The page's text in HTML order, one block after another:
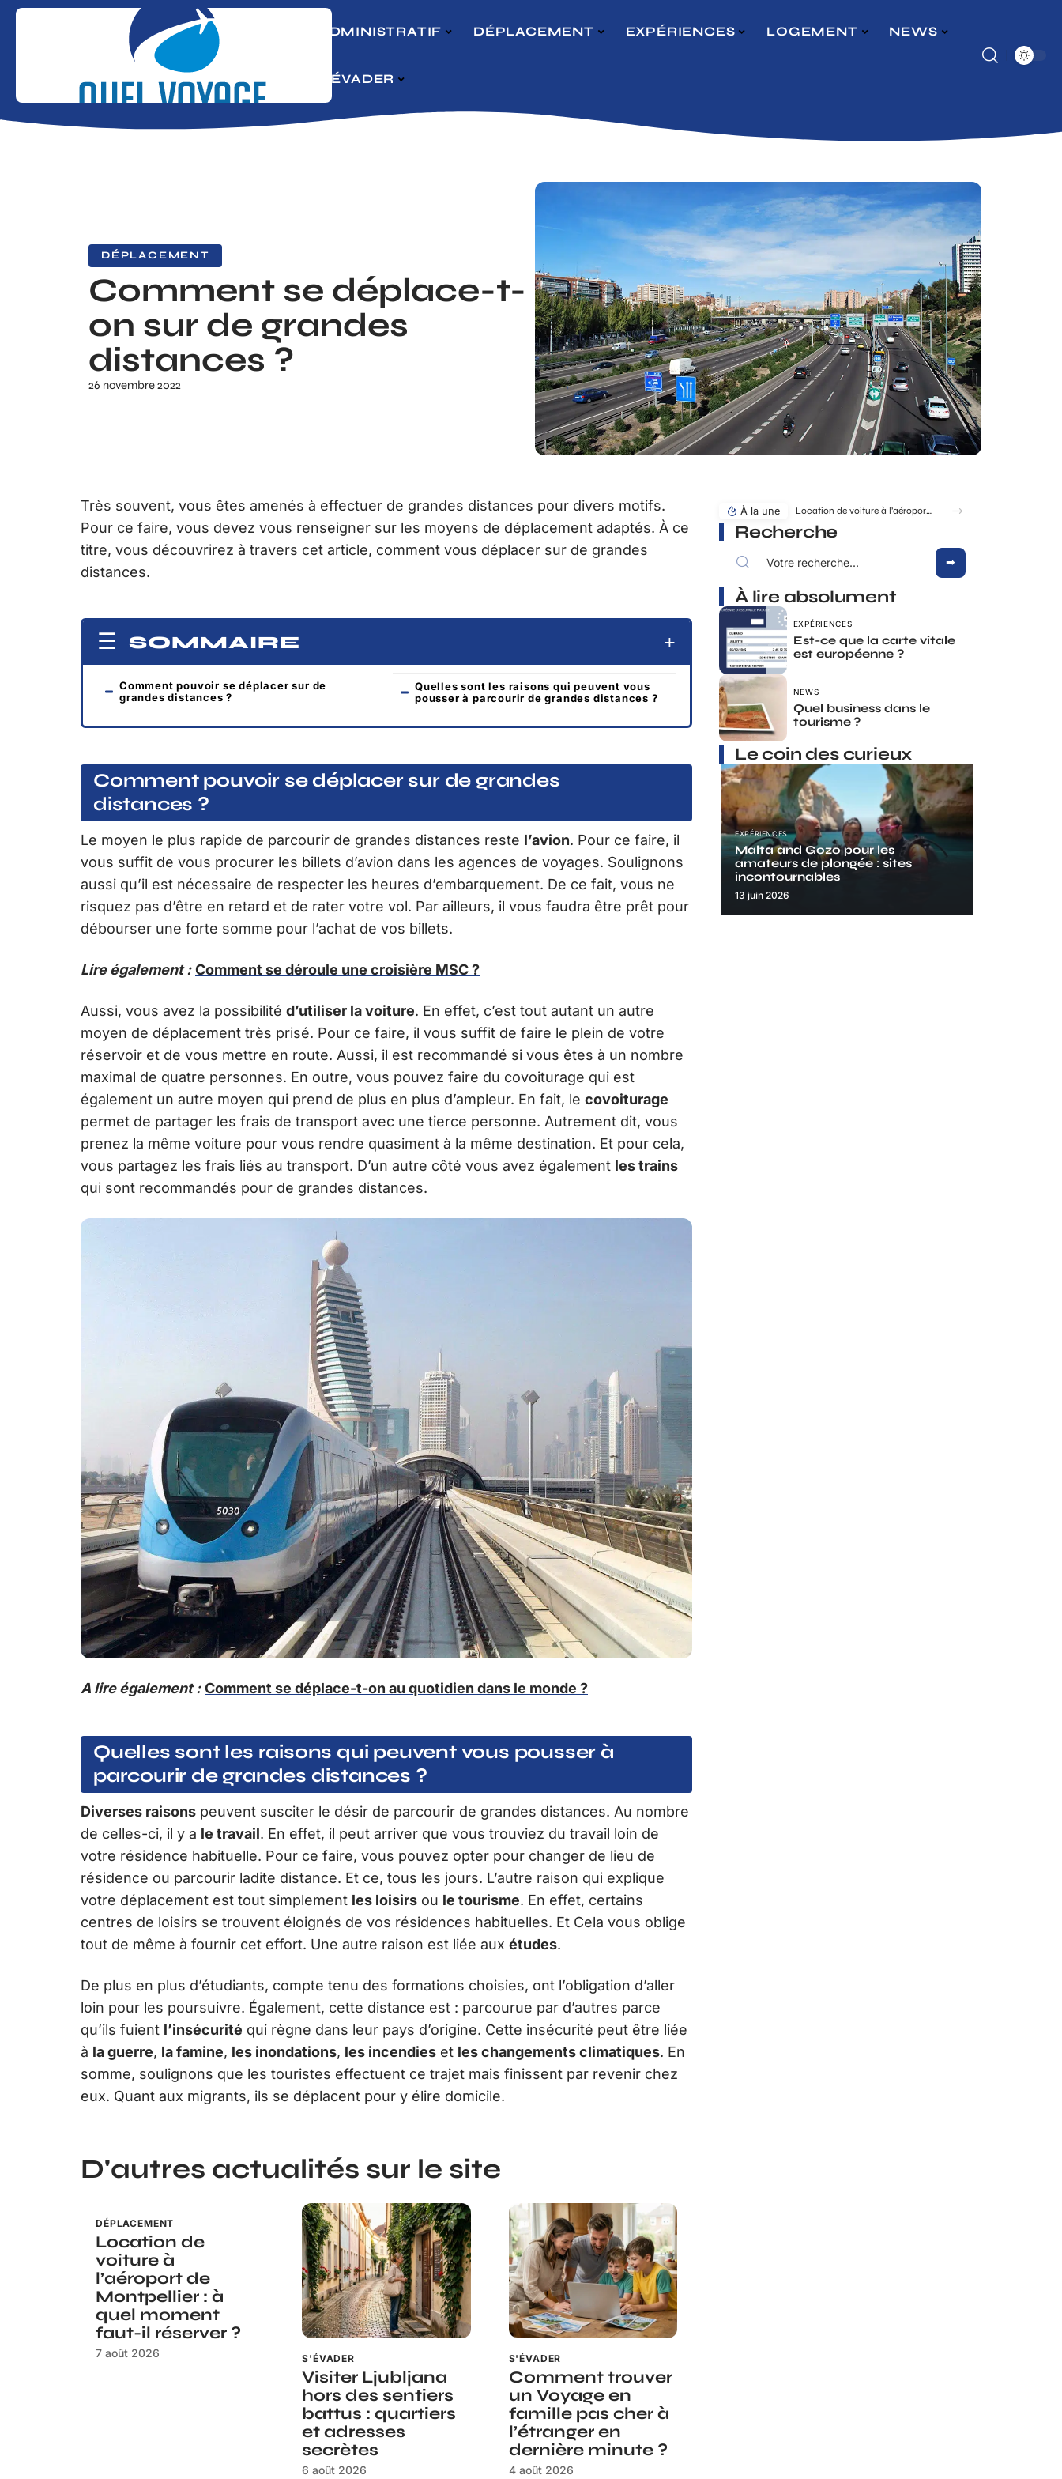
ADMINISTRATIF DÉPLACEMENT EXPÉRIENCES LOGEMENT NEWS
S’ÉVADER
DÉPLACEMENT
Comment se déplace-t-
on sur de grandes
distances ?
26 novembre 2022
Très souvent, vous êtes amenés à effectuer de grandes distances pour divers motifs.
Pour ce faire, vous devez vous renseigner sur les moyens de déplacement adaptés. À ce
titre, vous découvrirez à travers cet article, comment vous déplacer sur de grandes
distances.
SOMMAIRE
Comment pouvoir se déplacer sur de
grandes distances ?
Quelles sont les raisons qui peuvent vous
pousser à parcourir de grandes distances ?
Comment pouvoir se déplacer sur de grandes
distances ?
Le moyen le plus rapide de parcourir de grandes distances reste l’avion. Pour ce faire, il
vous suffit de vous procurer les billets d’avion dans les agences de voyages. Soulignons
aussi qu’il est nécessaire de respecter les heures d’embarquement. De ce fait, vous ne
risquez pas d’être en retard et de rater votre vol. Par ailleurs, il vous faudra être prêt pour
débourser une forte somme pour l’achat de vos billets.
Lire également : Comment se déroule une croisière MSC ?
Aussi, vous avez la possibilité d’utiliser la voiture. En effet, c’est tout autant un autre
moyen de déplacement très prisé. Pour ce faire, il vous suffit de faire le plein de votre
réservoir et de vous mettre en route. Aussi, il est recommandé si vous êtes à un nombre
maximal de quatre personnes. En outre, vous pouvez faire du covoiturage qui est
également un autre moyen qui prend de plus en plus d’ampleur. En fait, le covoiturage
permet de partager les frais de transport avec une tierce personne. Autrement dit, vous
prenez la même voiture pour vous rendre quasiment à la même destination. Et pour cela,
vous partagez les frais liés au transport. D’un autre côté vous avez également les trains
qui sont recommandés pour de grandes distances.
A lire également : Comment se déplace-t-on au quotidien dans le monde ?
Quelles sont les raisons qui peuvent vous pousser à
parcourir de grandes distances ?
Diverses raisons peuvent susciter le désir de parcourir de grandes distances. Au nombre
de celles-ci, il y a le travail. En effet, il peut arriver que vous trouviez du travail loin de
votre résidence habituelle. Pour ce faire, vous pouvez opter pour changer de lieu de
résidence ou parcourir ladite distance. Et ce, tous les jours. L’autre raison qui explique
votre déplacement est tout simplement les loisirs ou le tourisme. En effet, certains
centres de loisirs se trouvent éloignés de vos résidences habituelles. Et Cela vous oblige
tout de même à fournir cet effort. Une autre raison est liée aux études.
De plus en plus d’étudiants, compte tenu des formations choisies, ont l’obligation d’aller
loin pour les poursuivre. Également, cette distance est : parcourue par d’autres parce
qu’ils fuient l’insécurité qui règne dans leur pays d’origine. Cette insécurité peut être liée
à la guerre, la famine, les inondations, les incendies et les changements climatiques. En
somme, soulignons que les touristes effectuent ce trajet mais finissent par revenir chez
eux. Quant aux migrants, ils se déplacent pour y élire domicile.
D'autres actualités sur le site
DÉPLACEMENT
Location de
voiture à
l’aéroport de
Montpellier : à
quel moment
faut-il réserver ?
7 août 2026 S'ÉVADER
Visiter Ljubljana
hors des sentiers
battus : quartiers
et adresses
secrètes
6 août 2026
S'ÉVADER
Comment trouver
un Voyage en
famille pas cher à
l’étranger en
dernière minute ?
4 août 2026
À la une Location de voiture à l’aéroport de Montpellier : à quel moment faut-il réserver ?
Recherche
À lire absolument
EXPÉRIENCES
Est-ce que la carte vitale
est européenne ?
NEWS
Quel business dans le
tourisme ?
Le coin des curieux
EXPÉRIENCES
Malta and Gozo pour les
amateurs de plongée : sites
incontournables
13 juin 2026